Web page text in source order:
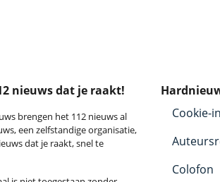
nieuws dat je raakt!
brengen het 112 nieuws al
een zelfstandige organisatie,
dat je raakt, snel te
Cookie-
Colofon